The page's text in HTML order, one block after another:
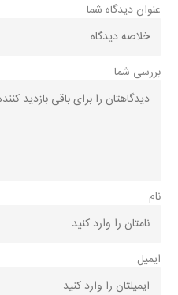
عنوان دیدگاه شما
بررسی شما
نام
ایمیل